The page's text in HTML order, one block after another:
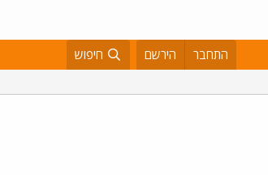
התחבר הירשם חיפוש